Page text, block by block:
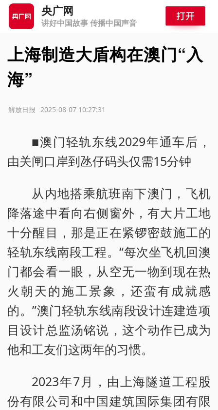
央广网
讲好中国故事 传播中国声音
上海制造大盾构在澳门“入
海”
2025-08-07 10:27:31
解放日报
■澳门轻轨东线2029年通车后，
由关闸口岸到氹仔码头仅需15分钟
从内地搭乘航班南下澳门，飞机
降落途中看向右侧窗外，有大片工地
十分醒目，那是正在紧锣密鼓施工的
轻轨东线南段工程。“每次坐飞机回澳
门都会看一眼，从空无一物到现在热
火朝天的施工景象，还蛮有成就感
的。”澳门轻轨东线南段设计连建造项
目设计总监汤铭说，这个动作已成为
他和工友们这两年的习惯。
2023年7月，由上海隧道工程股
份有限公司和中国建筑国际集团有限